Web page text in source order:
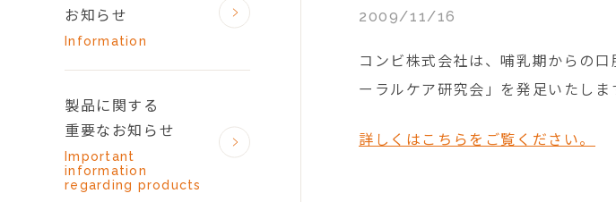
2009/11/16
コンビ株式会社は、哺乳期からの
ーラルケア研究会」を発足いたしま
詳しくはこちらをご覧ください。
お知らせ
Information
製品に関する
重要なお知らせ
Important
information
regarding products